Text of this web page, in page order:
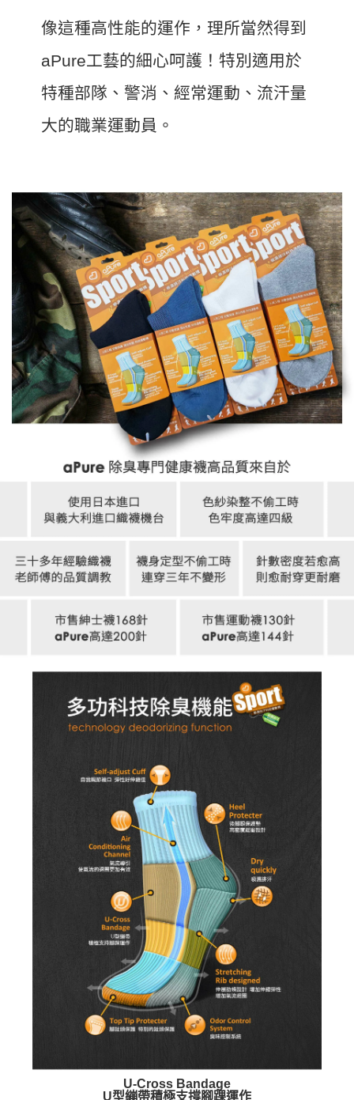
像這種高性能的運作，理所當然得到
aPure工藝的細心呵護！特別適用於
特種部隊、警消、經常運動、流汗量
大的職業運動員。
U-Cross Bandage
U型繃帶積極支撐腳踝運作